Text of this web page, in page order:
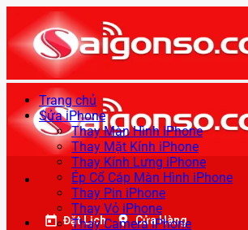
qua
nội
dung
Đặt Lịch Cửa Hàng
Trang chủ
Sửa iPhone
Thay Màn Hình iPhone
Thay Mặt Kính iPhone
Thay Kính Lưng iPhone
Ép Cổ Cáp Màn Hình iPhone
Thay Pin iPhone
Thay Vỏ iPhone
Thay Camera iPhone